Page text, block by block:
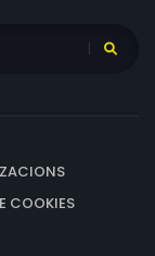
COOKIES